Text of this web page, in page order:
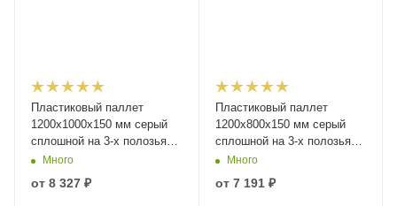
Пластиковый паллет
1200х1000х150 мм серый
сплошной на 3-х полозьяx
с бортиком и 1-ой трубой
Много
от 8 327 ₽
Пластиковый паллет
1200х800х150 мм серый
сплошной на 3-х полозьяx
без бортика с 1-ой трубой
Много
от 7 191 ₽